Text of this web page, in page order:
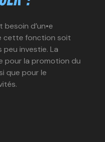
d’un•e
cette fonction soit
investie. La
pour la promotion du
que pour le